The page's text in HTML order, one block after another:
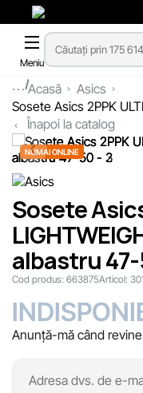
Meniu
...Acasă
Asics
Sosete Asics 2PPK
Înapoi la catalog
NUMAI ONLINE
Sosete
albastru
Cod produs: 663875Articol:
Anunță-mă când